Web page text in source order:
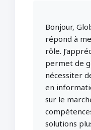
Bonjour,
répond à
rôle.
permet de
nécessiter
en
sur le
solutions